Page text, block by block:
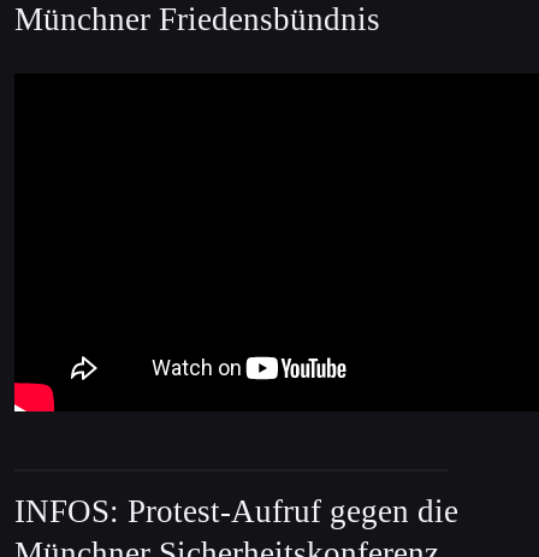
Münchner Friedensbündnis
INFOS: Protest-Aufruf gegen die